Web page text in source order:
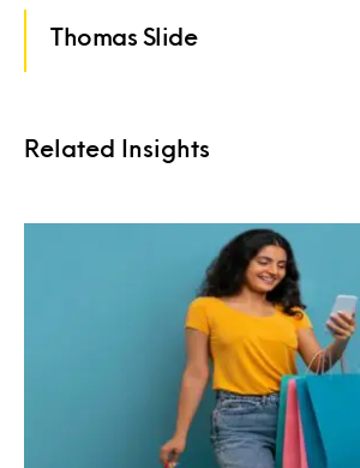
Thomas Slide
Related Insights